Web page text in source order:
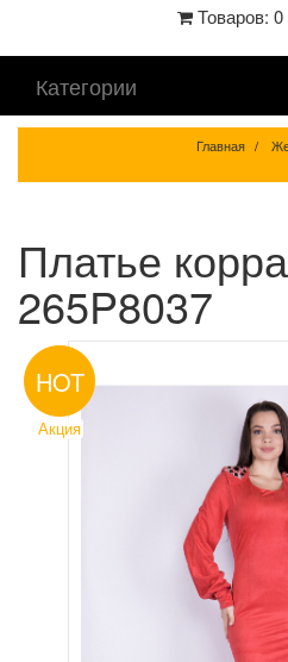
Товаров: 0
Категории
Главная
Платье
265P8037
HOT
Акция